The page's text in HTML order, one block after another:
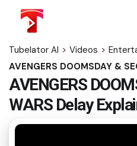
content
Tubelator AI > Videos >
AVENGERS
WARS Delay